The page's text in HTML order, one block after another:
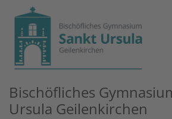
Zum Inhalt springen
Bischöfliches
Ursula Geilenkirchen